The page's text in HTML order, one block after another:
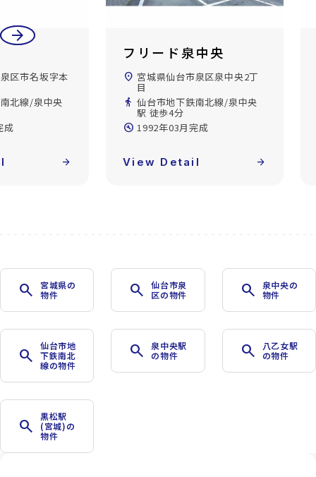
マイホームを考え始めたら
ご購入の流れ・諸費用
arrow_back
arrow_forward
区市名坂字本
北線/泉中央
成
arrow_forward
フリード泉中央
location_on 宮城県仙台市泉区泉中央2丁
目
directions_walk 仙台市地下鉄南北線/泉中央
駅 徒歩4分
build_circle 1992年03月完成
View Detail arrow_forward
search
宮城県の
物件
search
仙台市泉
区の物件
search
泉中央の
物件
search
仙台市地
下鉄南北
線の物件
search
泉中央駅
の物件
search
八乙女駅
の物件
search
黒松駅
(宮城)の
物件